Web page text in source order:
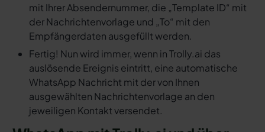
mit Ihrer Absendernummer, die „Template ID“ mit
der Nachrichtenvorlage und „To“ mit den
Empfängerdaten ausgefüllt werden.
Fertig! Nun wird immer, wenn in Trolly.ai das
auslösende Ereignis eintritt, eine automatische
WhatsApp Nachricht mit der von Ihnen
ausgewählten Nachrichtenvorlage an den
jeweiligen Kontakt versendet.